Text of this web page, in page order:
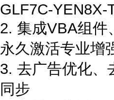
GLF7C-YEN8X-
2. 集成VBA组件
永久激活专业增
3. 去广告优化、
同步